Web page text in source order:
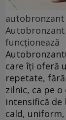
autobronzant
Autobronzant
funcționează
care îți oferă
repetate,
zilnic, ca pe
intensifică de
cald,